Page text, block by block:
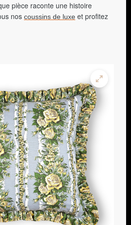
pièce raconte une histoire
nos coussins de luxe et profitez